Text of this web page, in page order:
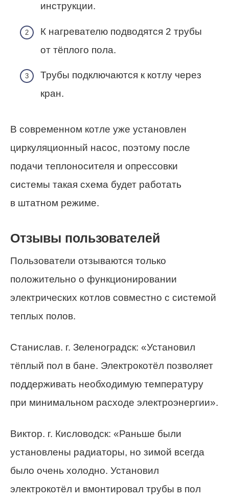
инструкции.
К нагревателю подводятся 2 трубы
от тёплого пола.
Трубы подключаются к котлу через
кран.
В современном котле уже установлен
циркуляционный насос, поэтому после
подачи теплоносителя и опрессовки
системы такая схема будет работать
в штатном режиме.
Отзывы пользователей
Пользователи отзываются только
положительно о функционировании
электрических котлов совместно с системой
теплых полов.
Станислав. г. Зеленоградск: «Установил
тёплый пол в бане. Электрокотёл позволяет
поддерживать необходимую температуру
при минимальном расходе электроэнергии».
Виктор. г. Кисловодск: «Раньше были
установлены радиаторы, но зимой всегда
было очень холодно. Установил
электрокотёл и вмонтировал трубы в пол